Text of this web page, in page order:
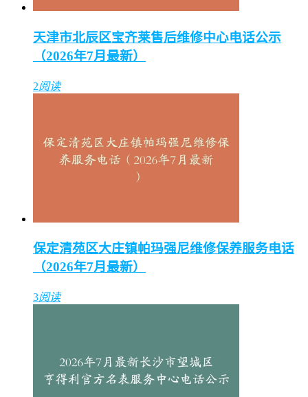
天津市北辰区宝齐莱售后维修中心电话公示
（2026年7月最新）
2阅读
保定清苑区大庄镇帕玛强尼维修保养服务电话
（2026年7月最新）
3阅读